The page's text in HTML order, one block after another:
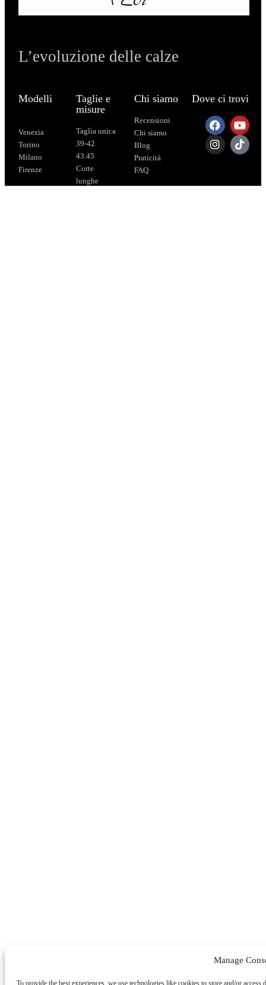
Manage
To provide the best experiences, we use technologies like cookies to store and/or
L’evoluzione delle calze
Modelli
Venezia
Torino
Milano
Firenze
Taglie e
misure
Taglia unica
39-42
43.45
Corte
lunghe
Chi siamo
Recensioni
Chi siamo
Blog
Praticità
FAQ
Dove ci trovi